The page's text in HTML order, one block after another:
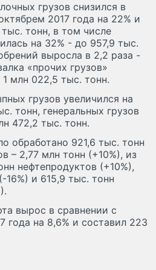
грузов снизился в
2017 года на 22% и
тонн, в том числе
на 32% - до 957,9 тыс.
выросла в 2,2 раза -
«прочих грузов»
млн 022,5 тыс. тонн.
грузов увеличился на
тонн, генеральных грузов
472,2 тыс. тонн.
обработано 921,6 тыс. тонн
– 2,77 млн тонн (+10%), из
нефтепродуктов (+10%),
16%) и 615,9 тыс. тонн
вырос в сравнении с
года на 8,6% и составил 223